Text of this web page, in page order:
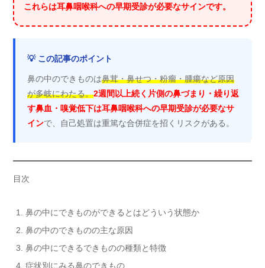
これらは耳鼻咽喉科への早期受診が必要なサインです。
💡 この記事のポイント
鼻の中のできものは鼻茸・鼻せつ・粉瘤・腫瘍など原因
が多岐にわたる。2週間以上続く片側の鼻づまり・繰り返
す鼻血・嗅覚低下は耳鼻咽喉科への早期受診が必要なサ
インで、自己処置は重篤な合併症を招くリスクがある。
目次
鼻の中にできものができるとはどういう状態か
鼻の中のできものの主な原因
鼻の中にできるできものの種類と特徴
症状別にみる鼻のできもの